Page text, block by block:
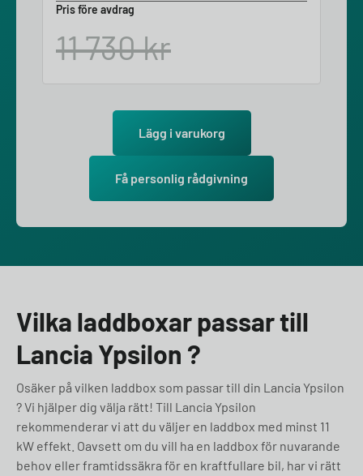
Pris före avdrag
11 730kr
Lägg i varukorg
Få personlig rådgivning
Vilka laddboxar passar till
Lancia Ypsilon ?
Osäker på vilken laddbox som passar till din Lancia Ypsilon
? Vi hjälper dig välja rätt! Till Lancia Ypsilon
rekommenderar vi att du väljer en laddbox med minst 11
kW effekt. Oavsett om du vill ha en laddbox för nuvarande
behov eller framtidssäkra för en kraftfullare bil, har vi rätt